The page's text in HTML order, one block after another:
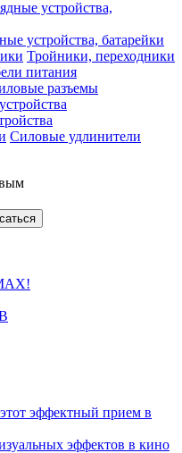
устройства, батарейки
Тройники, переходники
питания
разъемы
Силовые удлинители
эффектный прием в
эффектов в кино